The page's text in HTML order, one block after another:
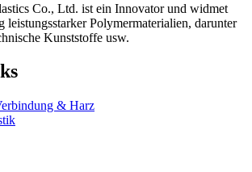
Co., Ltd. ist ein Innovator und widmet
leistungsstarker Polymermaterialien, darunter
Kunststoffe usw.
& Harz